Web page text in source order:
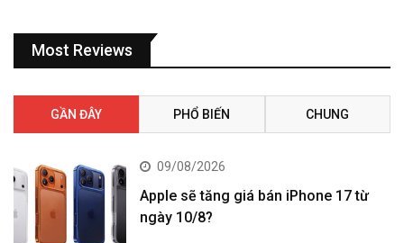
Most Reviews
GẦN ĐÂY PHỔ BIẾN CHUNG
09/08/2026
Apple sẽ tăng giá bán iPhone 17 từ
ngày 10/8?